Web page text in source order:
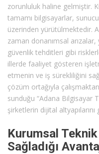
zorunluluk haline gelmiştir.
tamamı bilgisayarlar,
üzerinden yürütülmektedir.
zaman donanımsal
güvenlik tehditleri gibi
illerde faaliyet gösteren
etmenin ve iş sürekliliğini
çözüm ortağıyla
sunduğu “Adana Bilgisayar
şirketlerin dijital
Kurumsal
Sağladığı